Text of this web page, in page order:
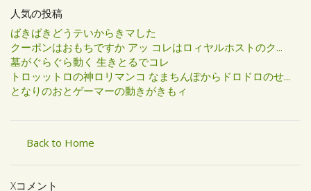
人気の投稿
ばきばきどうテいからきマした
クーポンはおもちですか アッ コレはロィヤルホストのク...
墓がぐらぐら動く 生きとるでコレ
トロッットロの神ロリマンコ なまちんぽからドロドロのせ...
となりのおとゲーマーの動きがきもィ
Back to Home
Xコメント